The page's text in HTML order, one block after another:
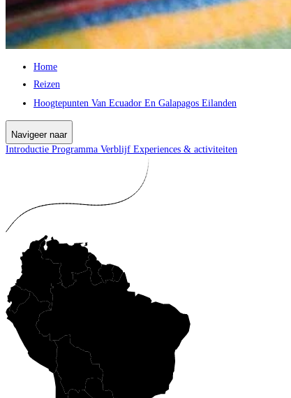
Home
Reizen
Hoogtepunten Van Ecuador En Galapagos Eilanden
Navigeer naar
Introductie Programma Verblijf Experiences & activiteiten